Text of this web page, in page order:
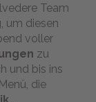
Team
um diesen
voller
zu
und bis ins
die